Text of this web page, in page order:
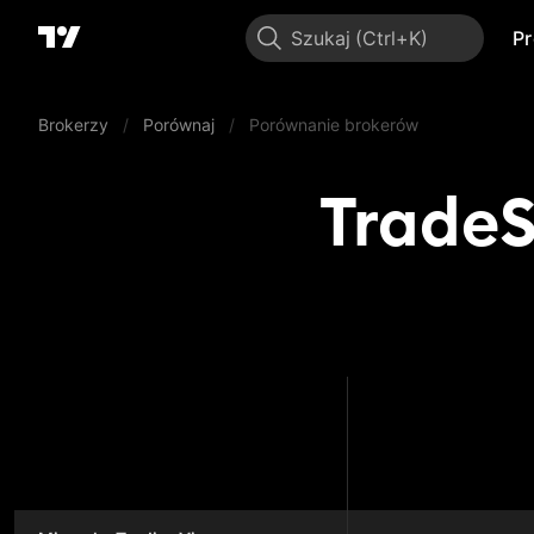
Szukaj
Brokerzy / Porównaj / Porównanie brokerów